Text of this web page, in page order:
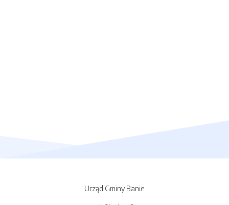
Urząd Gminy Banie